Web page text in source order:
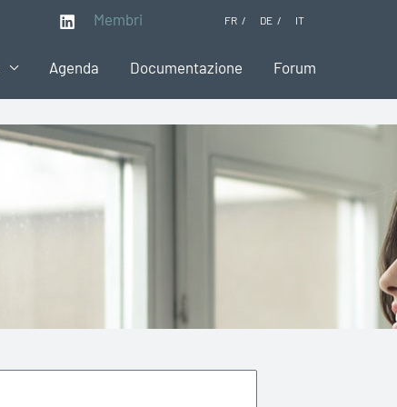
Membri FR DE IT
Agenda Documentazione Forum